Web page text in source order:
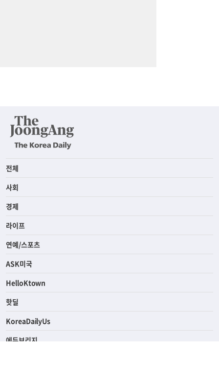
전체
사회
경제
라이프
연예/스포츠
ASK미국
HelloKtown
핫딜
KoreaDailyUs
에듀브리지